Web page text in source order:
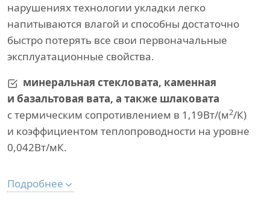
нарушениях технологии укладки легко
напитываются влагой и способны достаточно
быстро потерять все свои первоначальные
эксплуатационные свойства.
минеральная стекловата, каменная
и базальтовая вата, а также шлаковата
с термическим сопротивлением в 1,19Вт/(м2/К)
и коэффициентом теплопроводности на уровне
0,042Вт/мК.
Подробнее